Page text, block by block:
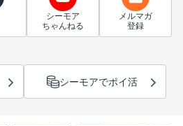
シーモア
ちゃんねる
メルマガ
登録
シーモアでポイ活